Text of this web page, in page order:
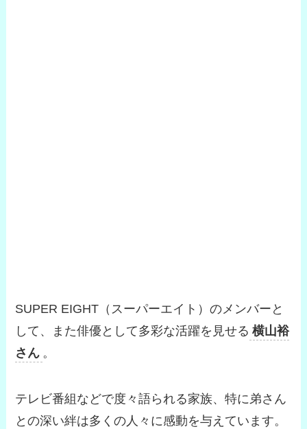
SUPER EIGHT（スーパーエイト）のメンバーと
して、また俳優として多彩な活躍を見せる 横山裕
さん 。
テレビ番組などで度々語られる家族、特に弟さん
との深い絆は多くの人々に感動を与えています。